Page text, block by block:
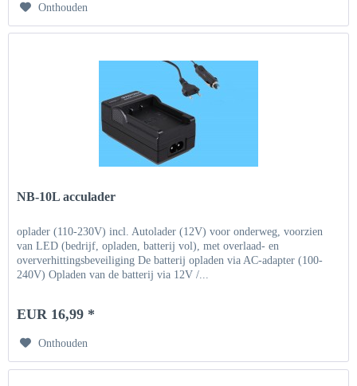
Onthouden
NB-10L acculader
oplader (110-230V) incl. Autolader (12V) voor onderweg, voorzien
van LED (bedrijf, opladen, batterij vol), met overlaad- en
oververhittingsbeveiliging De batterij opladen via AC-adapter (100-
240V) Opladen van de batterij via 12V /...
EUR 16,99 *
Onthouden